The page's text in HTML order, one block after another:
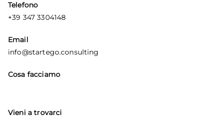
Telefono
+39 347 3304148
Email
info@startego.consulting
Cosa facciamo
Vieni a trovarci